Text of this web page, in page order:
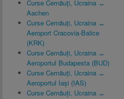
Curse Cernăuți, Ucraina ↔
Aachen
Curse Cernăuți, Ucraina ↔
Aeroport Cracovia-Balice
(KRK)
Curse Cernăuți, Ucraina ↔
Aeroportul Budapesta (BUD)
Curse Cernăuți, Ucraina ↔
Aeroportul Iași (IAS)
Curse Cernăuți, Ucraina ↔